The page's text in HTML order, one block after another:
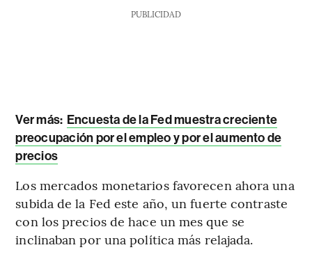
PUBLICIDAD
Ver más: Encuesta de la Fed muestra creciente
preocupación por el empleo y por el aumento de
precios
Los mercados monetarios favorecen ahora una
subida de la Fed este año, un fuerte contraste
con los precios de hace un mes que se
inclinaban por una política más relajada.